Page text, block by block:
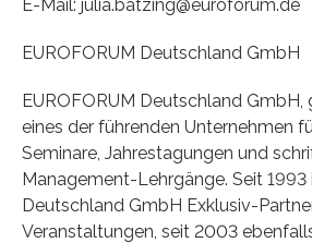
E-Mail: julia.batzing@euroforum.de
EUROFORUM Deutschland GmbH
EUROFORUM Deutschland
eines der führenden Unternehmen
Seminare, Jahrestagungen und
Management-Lehrgänge. Seit 1993
Deutschland GmbH Exklusiv-
Veranstaltungen, seit 2003